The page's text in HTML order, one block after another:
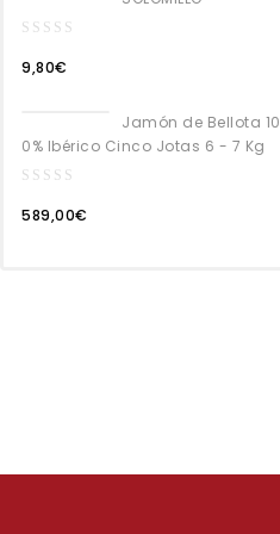
out
9,80€
Jamón de Bellota 10
0% Ibérico Cinco Jotas 6 - 7 Kg
out
589,00€